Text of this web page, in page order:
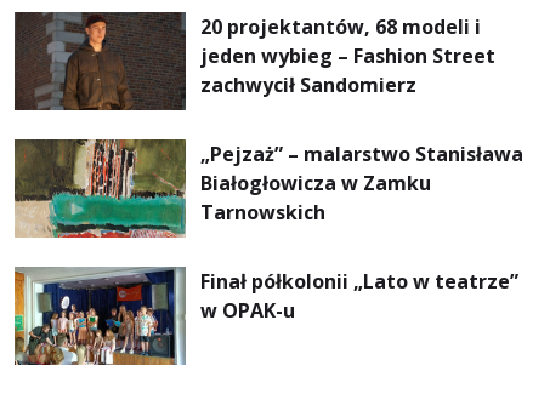
najważniejsza
20 projektantów, 68 modeli i
jeden wybieg – Fashion Street
zachwycił Sandomierz
„Pejzaż” – malarstwo Stanisława
Białogłowicza w Zamku
Tarnowskich
Finał półkolonii „Lato w teatrze”
w OPAK-u